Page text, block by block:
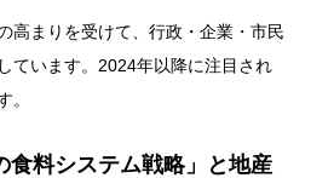
高まりを受けて、行政・企業・市民
ています。2024年以降に注目され
。
食料システム戦略」と地産